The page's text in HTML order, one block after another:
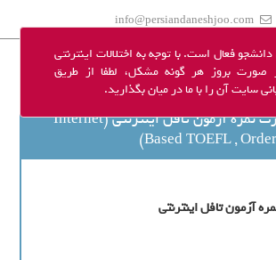
فعال است. با توجه به اختلالات اینترنتی
بروز هر گونه مشکل، لطفا از طریق
سایت آن را با ما در میان بگذارید.
info@persiandaneshjoo.com
راهنمای ریپورت نمره آزمون تافل اینترنتی (Internet
Based TOEFL ,
آزمون تافل اینترنتی